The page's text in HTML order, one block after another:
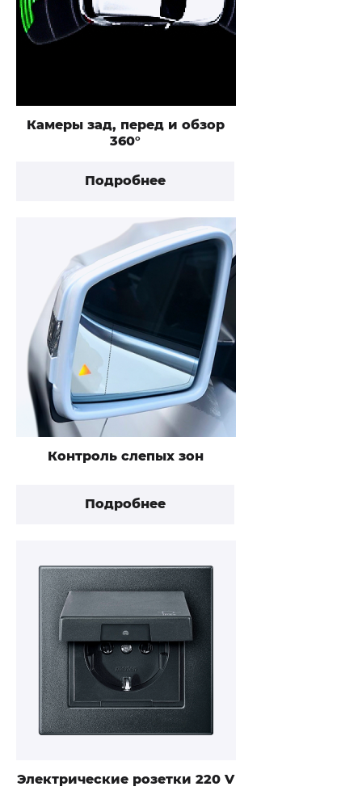
Камеры зад, перед и обзор
360°
Подробнее
Контроль слепых зон
Подробнее
Электрические розетки 220 V